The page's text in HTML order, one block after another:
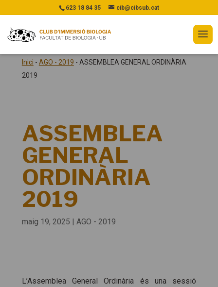
623 18 84 35 cib@cibsub.cat
Inici - AGO - 2019 - ASSEMBLEA GENERAL ORDINÀRIA
2019
ASSEMBLEA
GENERAL
ORDINÀRIA
2019
maig 19, 2025 | AGO - 2019
L’Assemblea General Ordinària és una sessió